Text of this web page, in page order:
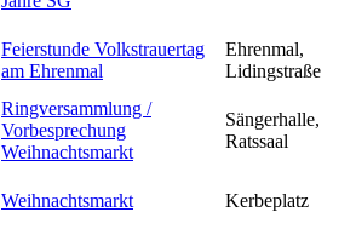
Feierstunde Volkstrauertag
am Ehrenmal
Ehrenmal,
Lidingstraße
Ringversammlung /
Vorbesprechung
Weihnachtsmarkt
Sängerhalle,
Ratssaal
Weihnachtsmarkt Kerbeplatz